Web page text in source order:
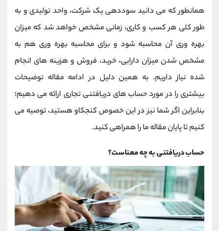
همانطور که می دانید سوددهی یک شرکت، واحد تولیدی و به
طور کلی هر کسب و کاری، زمانی مشخص خواهد شد که میزان
بهره وری آن محاسبه شود و برای محاسبه بهره وری هم به
مشخص شدن میزان دارایی، خرید، فروش و هزینه های انجام
شده نیاز داریم. به همین دلیل در ادامه مقاله توضیحات
بیشتری را در مورد حساب های دریافتنی تجاری ارائه می دهیم؛
بنابراین اگر شما نیز در این خصوص کنجکاو هستید، توصیه می
کنیم تا پایان مقاله ما را همراهی کنید.
حساب دریافتنی به چه معناست؟